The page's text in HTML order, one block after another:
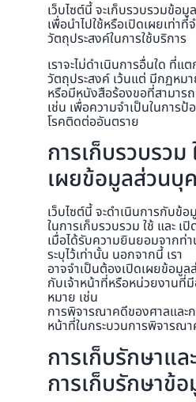
เว็บไซต์นี้ จะเก็บรวบรวมข้อ
เพื่อนำไปใช้หรือเปิดเผยเท่าที่
วัตถุประสงค์ในการใช้บริการ
เราจะไม่ดำเนินการอื่นใด ที่แ
วัตถุประสงค์ เว้นแต่ มีกฏหม
หรือมีหนังสือร้องขอที่สามาร
เช่น เพื่อความจำเป็นในการ
โรคติดต่ออันตราย
การเก็บรวบรวม
เผยข้อมูลส่วนบุ
เว็บไซต์นี้ จะดำเนินการกับข้
ในการเก็บรวบรวม ใช้ และ
เมื่อได้รับความยินยอมจากท่
ระบุไว้เท่านั้น นอกจากนี้ เรา
อาจจำเป็นต้องเปิดเผยข้อมู
กับเจ้าหน้าที่หรือหน่วยงานที่
หมาย เช่น
การพิจารณาคดีของศาลและ
หน้าที่ในกระบวนการพิจารณ
การเก็บรักษาแล
การเก็บรักษาข้